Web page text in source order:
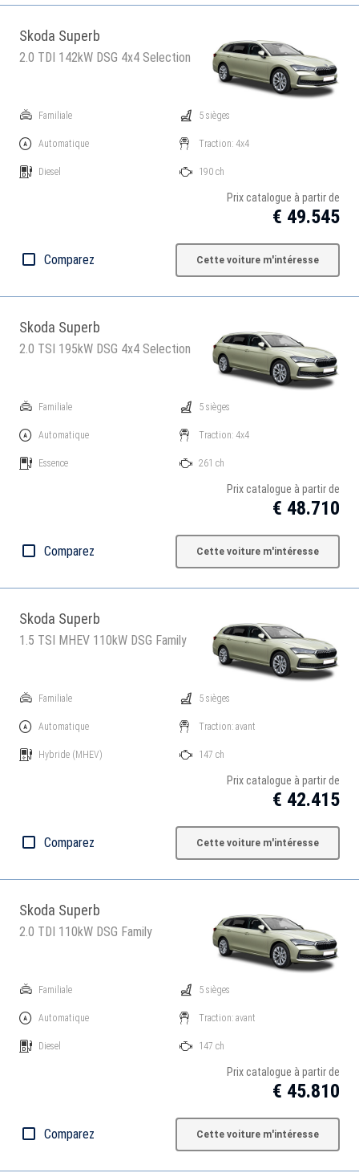
Skoda Superb
2.0 TDI 142kW DSG 4x4 Selection
Familiale
Automatique
Diesel
5 sièges
Traction: 4x4
190 ch
Prix catalogue à partir de
€ 49.545
Comparez Cette voiture m'intéresse
Skoda Superb
2.0 TSI 195kW DSG 4x4 Selection
Familiale
Automatique
Essence
5 sièges
Traction: 4x4
261 ch
Prix catalogue à partir de
€ 48.710
Comparez Cette voiture m'intéresse
Skoda Superb
1.5 TSI MHEV 110kW DSG Family
Familiale
Automatique
Hybride (MHEV)
5 sièges
Traction: avant
147 ch
Prix catalogue à partir de
€ 42.415
Comparez Cette voiture m'intéresse
Skoda Superb
2.0 TDI 110kW DSG Family
Familiale
Automatique
Diesel
5 sièges
Traction: avant
147 ch
Prix catalogue à partir de
€ 45.810
Comparez Cette voiture m'intéresse